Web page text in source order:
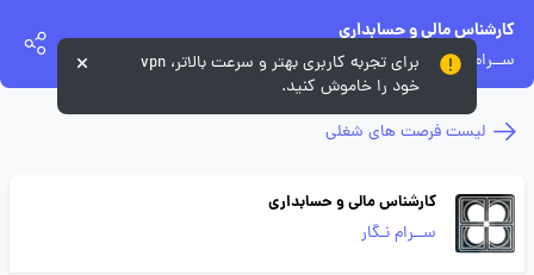
کارشناس مالی و حسابداری
ســرام نـگار
لیست فرصت های شغلی
کارشناس مالی و حسابداری
ســرام نـگار
برای تجربه کاربری بهتر و سرعت بالاتر، vpn
خود را خاموش کنید.